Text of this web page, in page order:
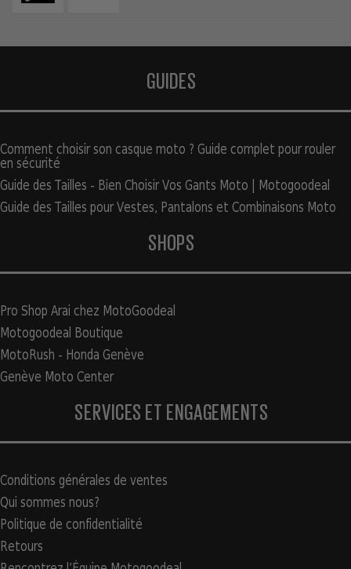
GUIDES
Comment choisir son casque moto ? Guide complet pour rouler
en sécurité
Guide des Tailles - Bien Choisir Vos Gants Moto | Motogoodeal
Guide des Tailles pour Vestes, Pantalons et Combinaisons Moto
SHOPS
Pro Shop Arai chez MotoGoodeal
Motogoodeal Boutique
MotoRush - Honda Genève
Genève Moto Center
SERVICES ET ENGAGEMENTS
Conditions générales de ventes
Qui sommes nous?
Politique de confidentialité
Retours